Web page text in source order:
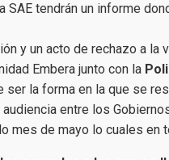
SAE tendrán un informe
y un acto de rechazo a
Embera junto con la
ser la forma en la que se
entre los
mes de mayo lo cuales en